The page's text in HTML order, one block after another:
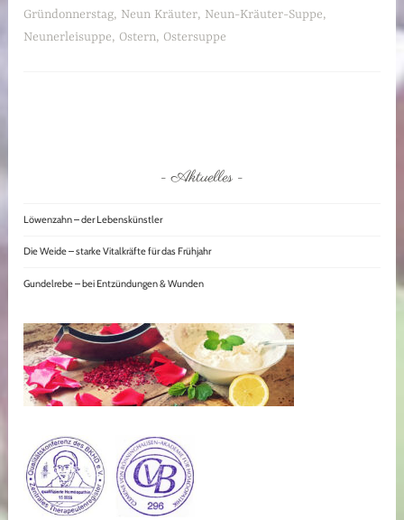
Gründonnerstag, Neun Kräuter, Neun-Kräuter-Suppe,
Neunerleisuppe, Ostern, Ostersuppe
Aktuelles
Löwenzahn – der Lebenskünstler
Die Weide – starke Vitalkräfte für das Frühjahr
Gundelrebe – bei Entzündungen & Wunden